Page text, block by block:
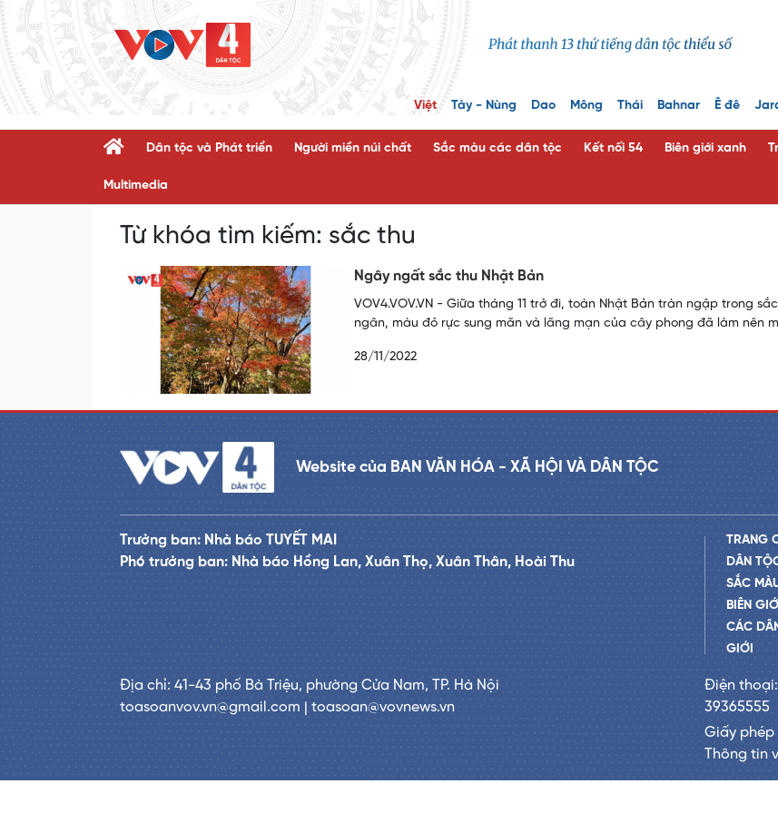
Việt Tày - Nùng Dao Mông Thái Bahnar Ê đê
Dân tộc và Phát triển Người miền núi chất Sắc màu các dân tộc Kết nối 54 Biên giới xanh
Multimedia
Từ khóa tìm kiếm: sắc thu
Ngây ngất sắc thu Nhật Bản
VOV4.VOV.VN - Giữa tháng 11 trở đi, toàn Nhật Bản tràn ngập trong
ngân, màu đỏ rực sung mãn và lãng mạn của cây phong đã làm nên
28/11/2022
Website của BAN VĂN HÓA - XÃ HỘI VÀ DÂN TỘC
Trưởng ban: Nhà báo TUYẾT MAI
Phó trưởng ban: Nhà báo Hồng Lan, Xuân Thọ, Xuân Thân, Hoài Thu
TRANG
DÂN
SẮC
BIÊN
CÁC
GIỚI
Địa chỉ: 41-43 phố Bà Triệu, phường Cửa Nam, TP. Hà Nội
toasoanvov.vn@gmail.com | toasoan@vovnews.vn
Điện
39365555
Giấy phép
Thông tin